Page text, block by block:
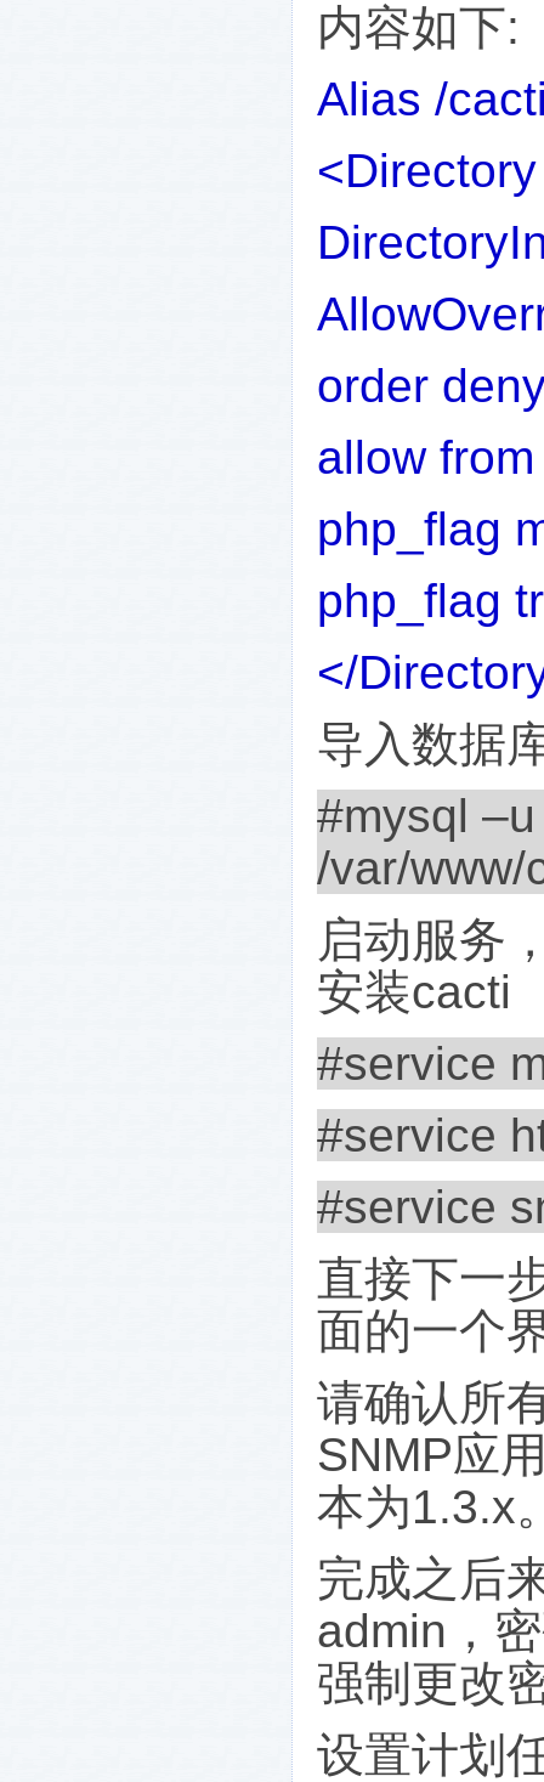
内容如下:
Alias /
order
allow
php_flag
php_flag
</
导入数据
#mysql
/var/www/
启动服务
安装cacti
#service
#service
#service
直接下一
面的一个
请确认所
SNMP应
本为1.3.x
完成之后
admin ，
强制更改
设置计划